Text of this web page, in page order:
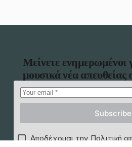
Μείνετε ενημερωμένοι
μουσικά νέα
Subscribe
Αποδέχομαι την Πολιτική